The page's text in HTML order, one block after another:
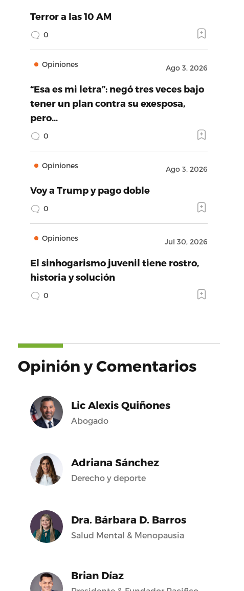
Terror a las 10 AM
0
Opiniones Ago 3, 2026
“Esa es mi letra”: negó tres veces bajo
tener un plan contra su exesposa,
pero…
0
Opiniones Ago 3, 2026
Voy a Trump y pago doble
0
Opiniones Jul 30, 2026
El sinhogarismo juvenil tiene rostro,
historia y solución
0
Opinión y Comentarios
Lic Alexis Quiñones
Abogado
Adriana Sánchez
Derecho y deporte
Dra. Bárbara D. Barros
Salud Mental & Menopausia
Brian Díaz